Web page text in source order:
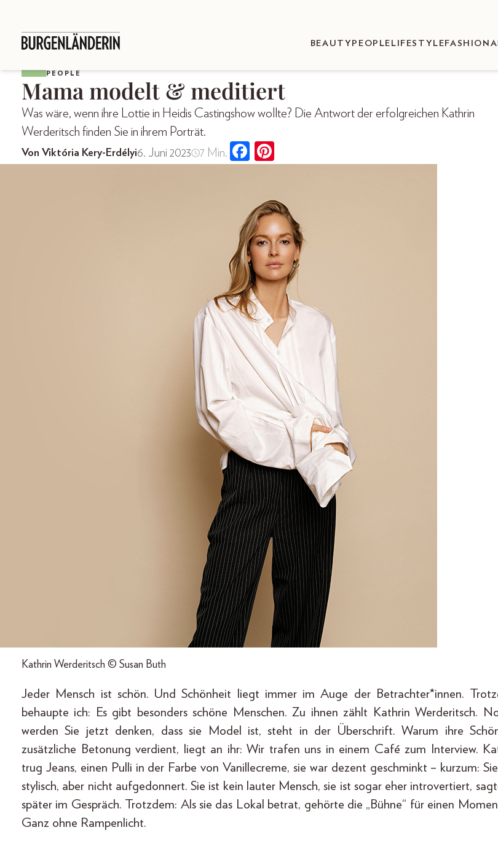
BEAUTY PEOPLE LIFESTYLEFASHION
PEOPLE
Mama modelt & meditiert
Was wäre, wenn ihre Lottie in Heidis Castingshow wollte? Die Antwort der erfolgreichen Kathrin
Werderitsch finden Sie in ihrem Porträt.
Von Viktória Kery-Erdélyi6. Juni 2023 7 Min.
Kathrin Werderitsch © Susan Buth
Jeder Mensch ist schön. Und Schönheit liegt immer im Auge der Betrachter*innen.
behaupte ich: Es gibt besonders schöne Menschen. Zu ihnen zählt Kathrin Werderitsch.
werden Sie jetzt denken, dass sie Model ist, steht in der Überschrift. Warum ihre
zusätzliche Betonung verdient, liegt an ihr: Wir trafen uns in einem Café zum Interview.
trug Jeans, einen Pulli in der Farbe von Vanillecreme, sie war dezent geschminkt – kurzum:
stylisch, aber nicht aufgedonnert. Sie ist kein lauter Mensch, sie ist sogar eher introvertiert,
später im Gespräch. Trotzdem: Als sie das Lokal betrat, gehörte die „Bühne“ für einen
Ganz ohne Rampenlicht.